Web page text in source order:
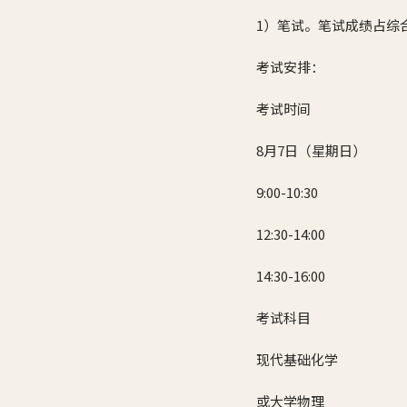
1）笔试。笔试成绩占综
考试安排：
考试时间
8月7日（星期日）
9:00-10:30
12:30-14:00
14:30-16:00
考试科目
现代基础化学
或大学物理